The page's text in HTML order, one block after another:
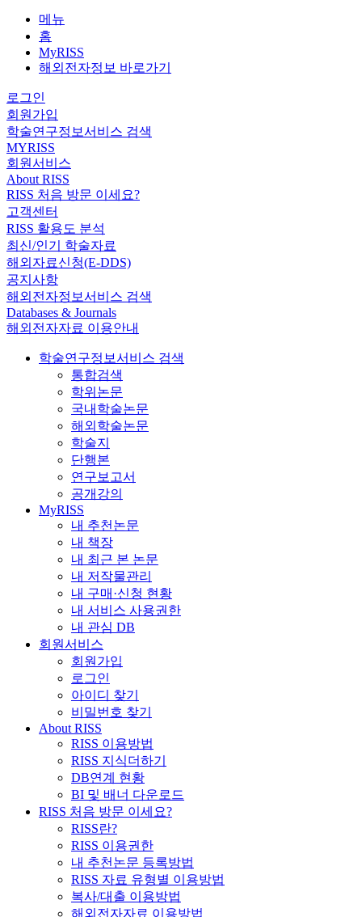
메뉴
홈
MyRISS
해외전자정보 바로가기
로그인
회원가입
학술연구정보서비스 검색
MYRISS
회원서비스
About RISS
RISS 처음 방문 이세요?
고객센터
RISS 활용도 분석
최신/인기 학술자료
해외자료신청(E-DDS)
공지사항
해외전자정보서비스 검색
Databases & Journals
해외전자자료 이용안내
학술연구정보서비스 검색
통합검색
학위논문
국내학술논문
해외학술논문
학술지
단행본
연구보고서
공개강의
MyRISS
내 추천논문
내 책장
내 최근 본 논문
내 저작물관리
내 구매·신청 현황
내 서비스 사용권한
내 관심 DB
회원서비스
회원가입
로그인
아이디 찾기
비밀번호 찾기
About RISS
RISS 이용방법
RISS 지식더하기
DB연계 현황
BI 및 배너 다운로드
RISS 처음 방문 이세요?
RISS란?
RISS 이용권한
내 추천논문 등록방법
RISS 자료 유형별 이용방법
복사/대출 이용방법
해외전자자료 이용방법